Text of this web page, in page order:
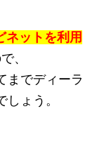
ットを利用
、
までディーラ
ょう。